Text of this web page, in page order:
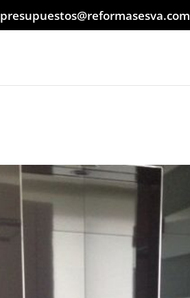
presupuestos@reformasesva.com